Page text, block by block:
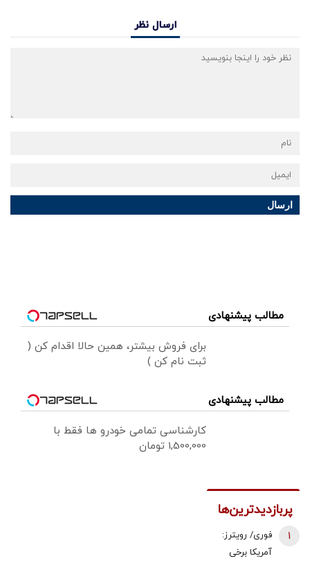
ارسال نظر
ارسال
مطالب پیشنهادی
برای فروش بیشتر، همین حالا اقدام کن (
ثبت نام کن )
مطالب پیشنهادی
کارشناسی تمامی خودرو ها فقط با
1,500,000 تومان
پربازدیدترین‌ها
فوری/ رویترز:
آمریکا برخی
1